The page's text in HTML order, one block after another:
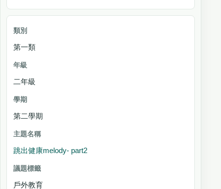
第一類
二年級
第二學期
跳出健康melody- part2
戶外教育